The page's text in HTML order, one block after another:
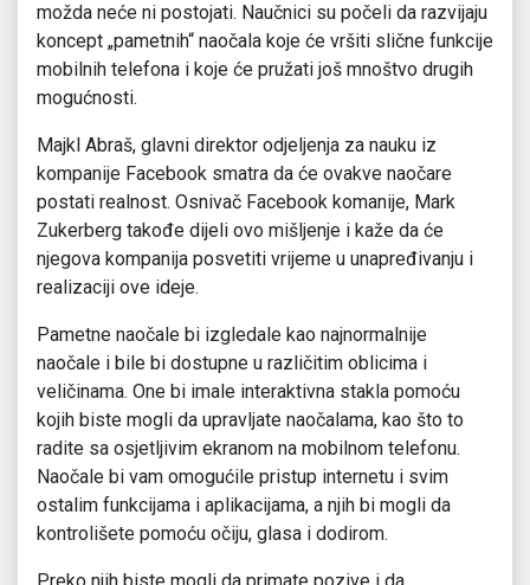
možda neće ni postojati. Naučnici su počeli da razvijaju
koncept „pametnih“ naočala koje će vršiti slične funkcije
mobilnih telefona i koje će pružati još mnoštvo drugih
mogućnosti.
Majkl Abraš, glavni direktor odjeljenja za nauku iz
kompanije Facebook smatra da će ovakve naočare
postati realnost. Osnivač Facebook komanije, Mark
Zukerberg takođe dijeli ovo mišljenje i kaže da će
njegova kompanija posvetiti vrijeme u unapređivanju i
realizaciji ove ideje.
Pametne naočale bi izgledale kao najnormalnije
naočale i bile bi dostupne u različitim oblicima i
veličinama. One bi imale interaktivna stakla pomoću
kojih biste mogli da upravljate naočalama, kao što to
radite sa osjetljivim ekranom na mobilnom telefonu.
Naočale bi vam omogućile pristup internetu i svim
ostalim funkcijama i aplikacijama, a njih bi mogli da
kontrolišete pomoću očiju, glasa i dodirom.